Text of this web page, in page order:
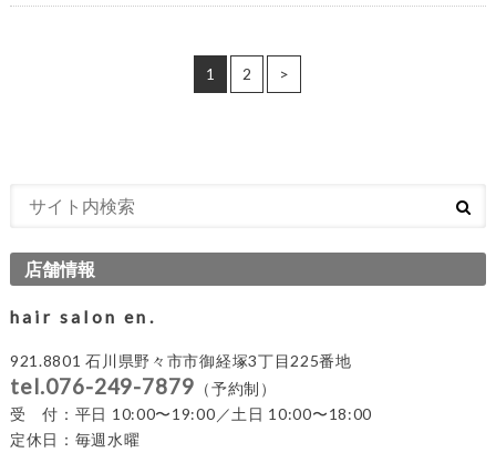
1 2 >
店舗情報
hair salon en.
921.8801 石川県野々市市御経塚3丁目225番地
tel.076-249-7879 （予約制）
受 付：平日 10:00〜19:00／土日 10:00〜18:00
定休日：毎週水曜